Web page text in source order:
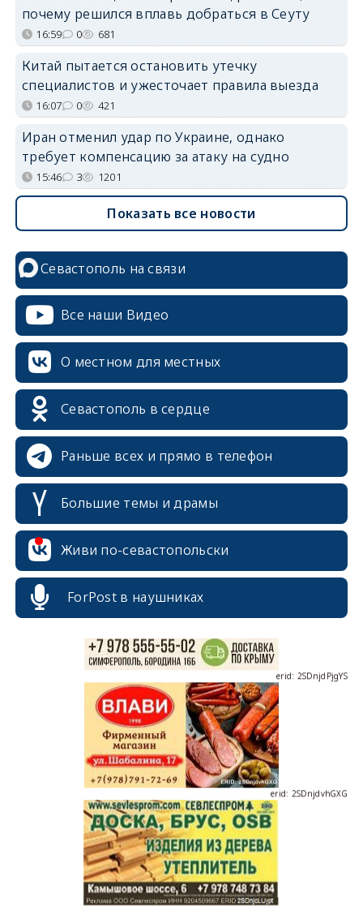
почему решился вплавь добраться в Сеуту
16:59 0 681
Китай пытается остановить утечку
специалистов и ужесточает правила выезда
16:07 0 421
Иран отменил удар по Украине, однако
требует компенсацию за атаку на судно
15:46 3 1201
Показать все новости
Севастополь на связи
Все наши Видео
О местном для местных
Севастополь в сердце
Раньше всех и прямо в телефон
Большие темы и драмы
Живи по-севастопольски
ForPost в наушниках
erid: 2SDnjcrDNw6
erid: 2SDnjdvhGXG
erid: 2SDnjcLUypt